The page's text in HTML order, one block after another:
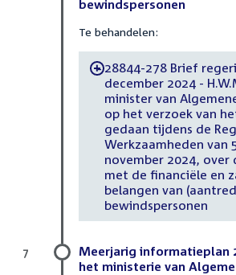
bewindspersonen
Te behandelen:
-28844-278 Brief
december 2024 -
minister van
op het verzoek van
gedaan tijdens de
Werkzaamheden van
november 2024, over
met de financiële en
belangen van
bewindspersonen
Meerjarig informatieplan
het ministerie van
7